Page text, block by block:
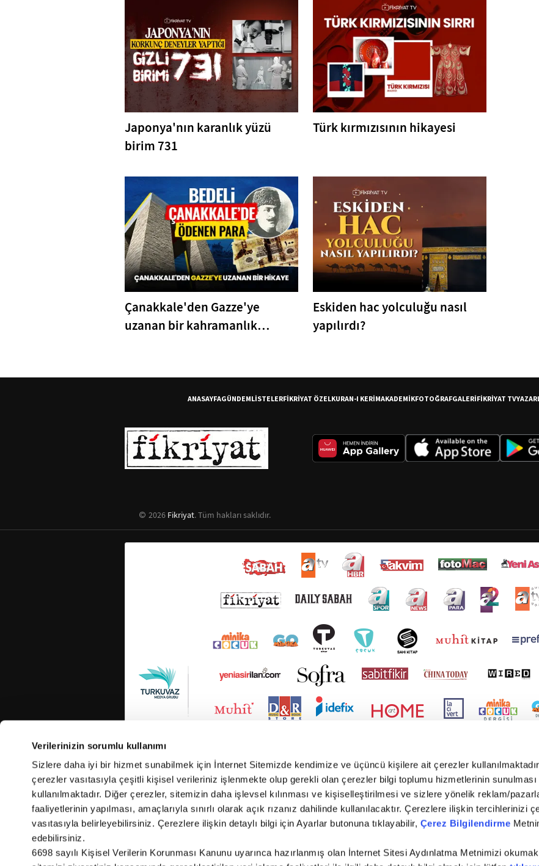
Verilerinizin sorumlu kullanımı
Sizlere daha iyi bir hizmet sunabilmek için İnternet Sitemizde kendimize ve üçüncü kişilere ait çerezler
çerezler vasıtasıyla çeşitli kişisel verileriniz işlenmekte olup gerekli olan çerezler bilgi toplumu hizmetlerinin sunulması
kullanılmaktadır. Diğer çerezler, sitemizin daha işlevsel kılınması ve kişiselleştirilmesi ve sizlere yönelik reklam/
faaliyetlerinin yapılması, amaçlarıyla sınırlı olarak açık rızanız dahilinde kullanılacaktır. Çerezlere ilişkin tercihlerinizi
vasıtasıyla belirleyebilirsiniz. Çerezlere ilişkin detaylı bilgi için Ayarlar butonuna tıklayabilir, Çerez Bilgilendirme
edebilirsiniz.
6698 sayılı Kişisel Verilerin Korunması Kanunu uyarınca hazırlanmış olan İnternet Sitesi Aydınlatma Metnimizi
Japonya'nın karanlık yüzü
birim 731
Türk kırmızısının hikayesi
Çanakkale'den Gazze'ye
uzanan bir kahramanlık
Eskiden hac yolculuğu nasıl
yapılırdı?
ANASAYFAGÜNDEMLİSTELERFİKRİYAT ÖZELKURAN-I KERİMAKADEMİKFOTOĞRAFGALERİFİKRİYAT TV
2026 Fikriyat. Tüm hakları saklıdır.